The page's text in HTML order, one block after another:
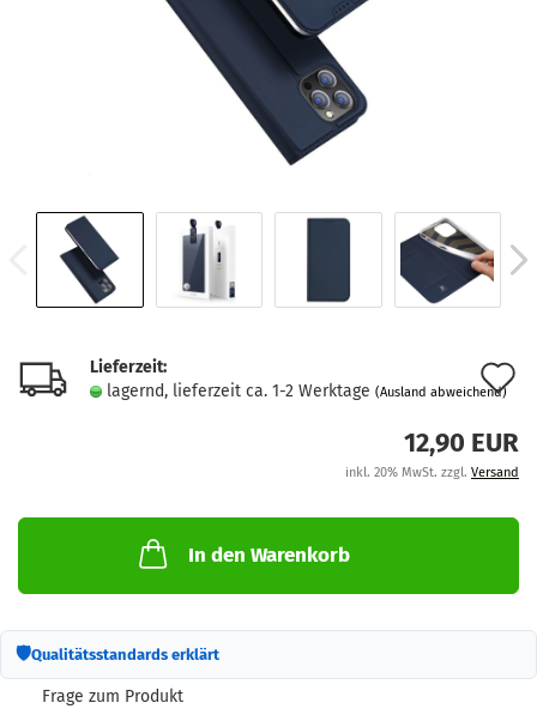
Lieferzeit:
lagernd, lieferzeit ca. 1-2 Werktage (Ausland abweichend)
12,90 EUR
inkl. 20% MwSt. zzgl. Versand
In den Warenkorb
🛡Qualitätsstandards erklärt
Frage zum Produkt